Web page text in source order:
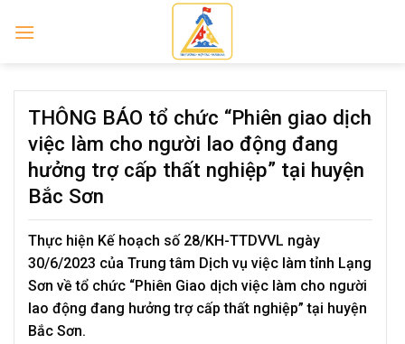
THÔNG BÁO tổ chức “Phiên giao dịch
việc làm cho người lao động đang
hưởng trợ cấp thất nghiệp” tại huyện
Bắc Sơn
Thực hiện Kế hoạch số 28/KH-TTDVVL ngày
30/6/2023 của Trung tâm Dịch vụ việc làm tỉnh Lạng
Sơn về tổ chức “Phiên Giao dịch việc làm cho người
lao động đang hưởng trợ cấp thất nghiệp” tại huyện
Bắc Sơn.